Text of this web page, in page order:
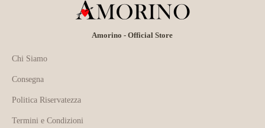
Amorino - Official Store
Chi Siamo
Consegna
Politica Riservatezza
Termini e Condizioni